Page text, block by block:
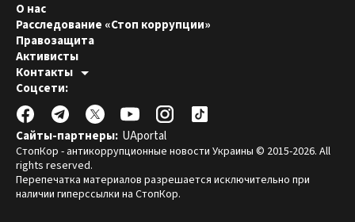
Сайты-партнеры: UAportal
СтопКор - антикоррупционные новости Украины © 2015-2026. All
rights reserved.
Перепечатка материалов разрешается исключительно при
наличии гиперссылки на СтопКор.
О нас
Расследование «Стоп коррупции»
Правозащита
Активисты
Контакты
Горячая линия:
Редакция СтопКора:
stopcor.org@gmail.com
Юристы:
law@stopcor.org
Правозащитники:
Журналисты-расследователи: media@stopcor.org
Соцсети: